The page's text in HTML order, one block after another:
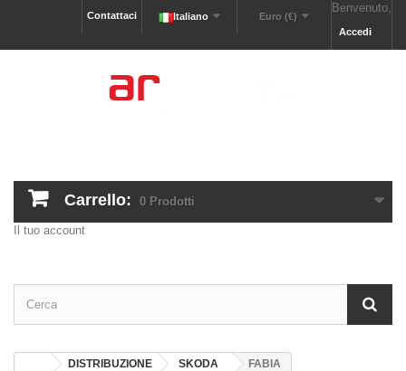
Benvenuto,
Accedi
Euro (€)
Italiano
Contattaci
Carrello: 0 Prodotti
Il tuo account
DISTRIBUZIONE SKODA FABIA